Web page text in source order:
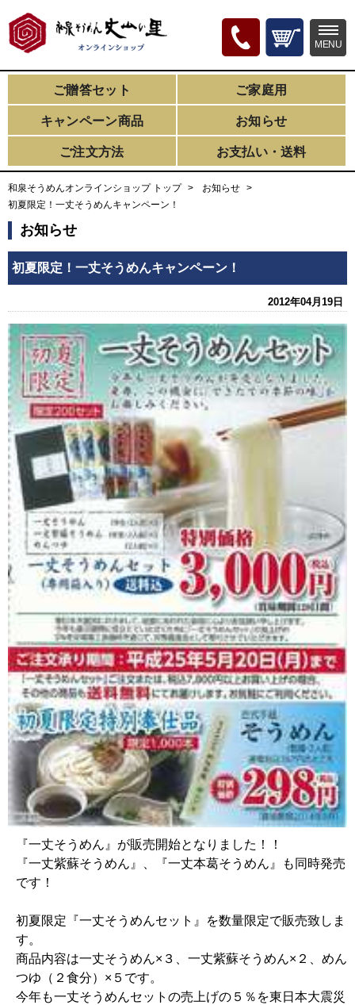
MENU
ご贈答セット ご家庭用
キャンペーン商品 お知らせ
ご注文方法 お支払い・送料
和泉そうめんオンラインショップ トップ
お知らせ
初夏限定！一丈そうめんキャンペーン！
お知らせ
初夏限定！一丈そうめんキャンペーン！
2012年04月19日
『一丈そうめん』が販売開始となりました！！
『一丈紫蘇そうめん』、『一丈本葛そうめん』も同時発売
です！
初夏限定『一丈そうめんセット』を数量限定で販売致しま
す。
商品内容は一丈そうめん×３、一丈紫蘇そうめん×２、めん
つゆ（２食分）×５です。
今年も一丈そうめんセットの売上げの５％を東日本大震災